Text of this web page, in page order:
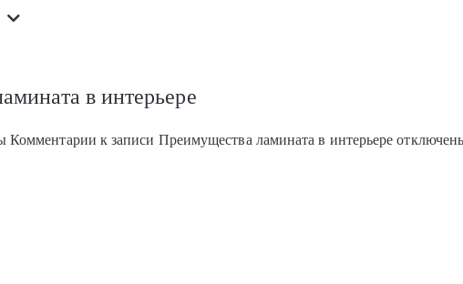
в интерьере
Комментарии к записи Преимущества ламината в интерьере